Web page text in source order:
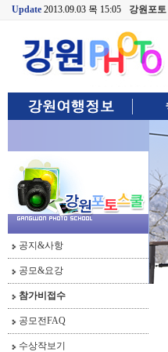
Update 2013.09.03 목 15:05 강원포토
공지&사항
공모&요강
참가비접수
공모전FAQ
수상작보기